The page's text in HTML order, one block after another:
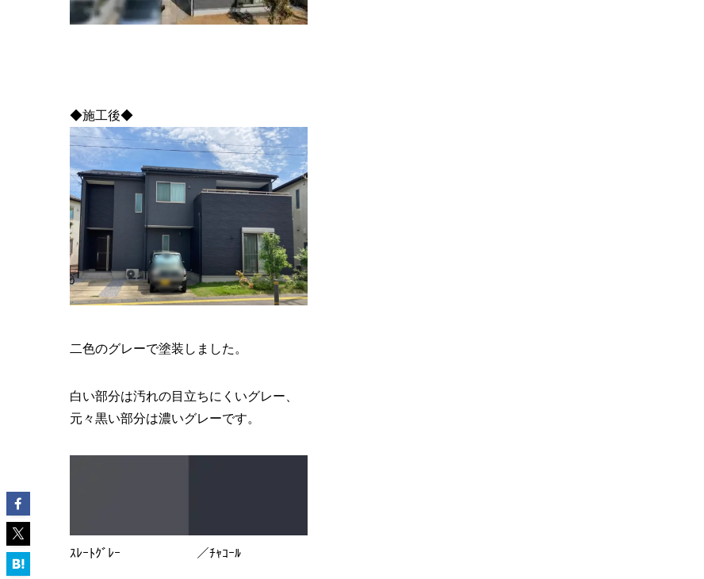
◆施工後◆
二色のグレーで塗装しました。
白い部分は汚れの目立ちにくいグレー、
元々黒い部分は濃いグレーです。
ｽﾚｰﾄｸﾞﾚｰ ／ﾁｬｺｰﾙ